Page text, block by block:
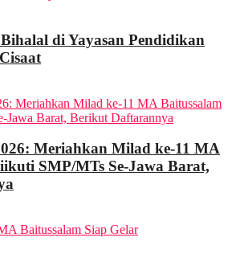
di Yayasan Pendidikan
Meriahkan Milad ke-11 MA
SMP/MTs Se-Jawa Barat,